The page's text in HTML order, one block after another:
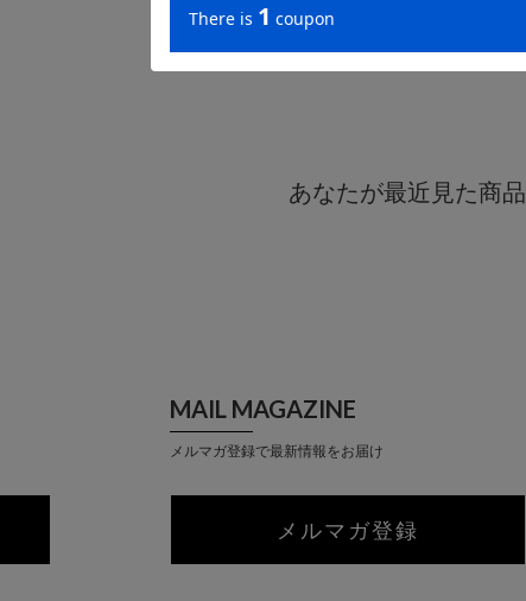
あなたが最近見た商品
MAIL MAGAZINE
メルマガ登録で最新情報をお届け
メルマガ登録